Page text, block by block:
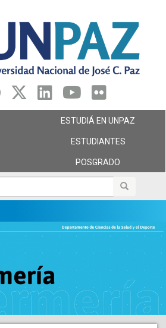
búsqueda
ESTUDIÁ EN UNPAZ
ESTUDIANTES
POSGRADO